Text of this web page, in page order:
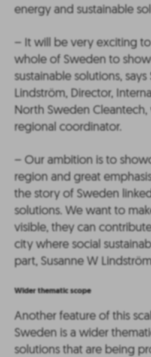
energy and sustainable
– It will be very exciting
whole of Sweden to
sustainable solutions, says
Lindström, Director,
North Sweden
regional coordinator.
– Our ambition is to
region and great
the story of Sweden
solutions. We want to
visible, they can
city where social
part, Susanne W
Wider thematic scope
Another feature of this
Sweden is a wider
solutions that are being